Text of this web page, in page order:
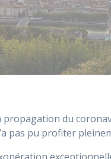
propagation du
pas pu profiter